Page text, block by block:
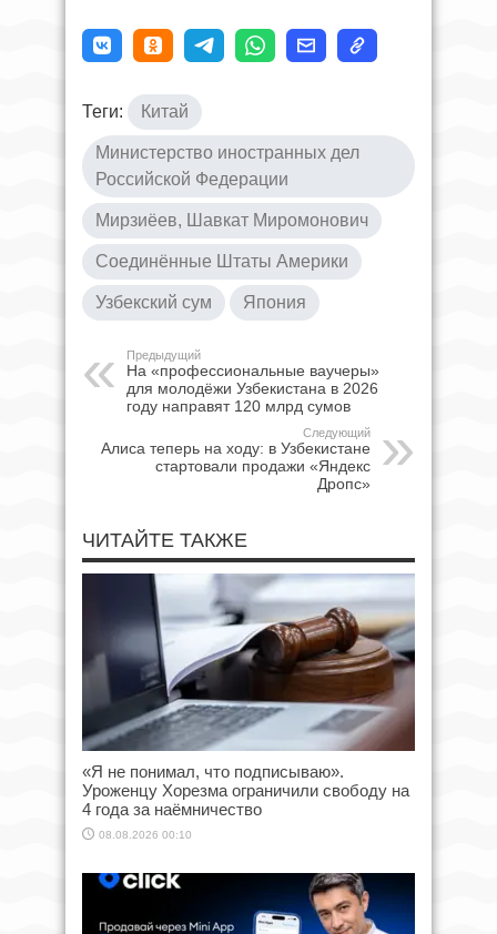
Теги: Китай
Министерство иностранных дел
Российской Федерации
Мирзиёев, Шавкат Миромонович
Соединённые Штаты Америки
Узбекский сум Япония
Предыдущий
На «профессиональные ваучеры»
для молодёжи Узбекистана в 2026
году направят 120 млрд сумов
Следующий
Алиса теперь на ходу: в Узбекистане
стартовали продажи «Яндекс
Дропс»
ЧИТАЙТЕ ТАКЖЕ
«Я не понимал, что подписываю».
Уроженцу Хорезма ограничили свободу на
4 года за наёмничество
08.08.2026 00:10